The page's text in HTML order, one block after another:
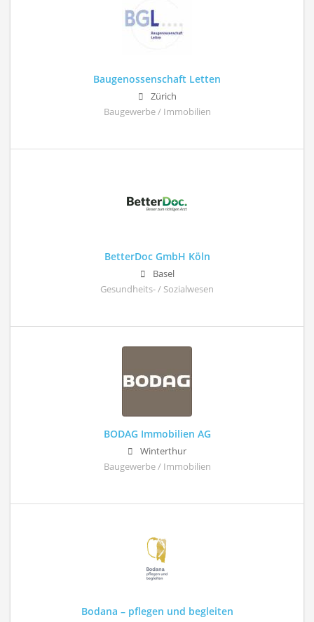
Baugenossenschaft Letten
Zürich
Baugewerbe / Immobilien
BetterDoc GmbH Köln
Basel
Gesundheits- / Sozialwesen
BODAG Immobilien AG
Winterthur
Baugewerbe / Immobilien
Bodana – pflegen und begleiten